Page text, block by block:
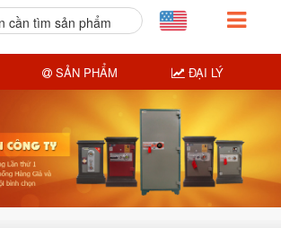
cần tìm sản phẩm
SẢN PHẨM ĐẠI LÝ